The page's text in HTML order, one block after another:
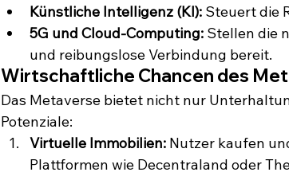
Künstliche Intelligenz (KI): Steuert die
5G und Cloud-Computing: Stellen die
und reibungslose Verbindung bereit.
Wirtschaftliche Chancen des
Das Metaverse bietet nicht nur
Potenziale:
Virtuelle Immobilien: Nutzer kaufen
Plattformen wie Decentraland oder